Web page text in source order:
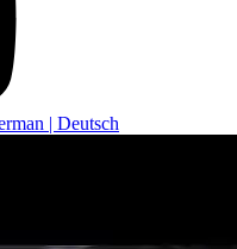
| Deutsch